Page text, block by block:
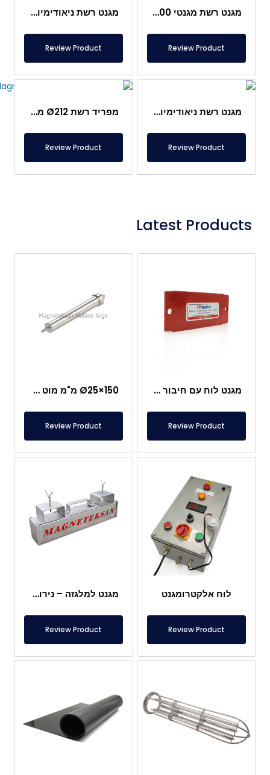
מגנט רשת מגנטי Ø200 מ"מ – נירוסטה מלאה ואטומה
Review Product
מגנט רשת ניאודימיום עמיד בטמפרטורה גבוהה Ø250 מ"מ – 150°C
Review Product
מגנט רשת ניאודימיום Ø163 מ"מ – מיוחד למכונות קפה
Review Product
מפריד רשת Ø212 מ"מ, ניאודימיום, עמיד ב-150°C
Review Product
Latest Products
מגנט לוח עם חיבור מיוחד מניאודימיום
Review Product
Ø25×150 מ"מ מוט מגנטי עם בורג מוט – ראש בצורת קליע
Review Product
לוח אלקטרומגנט
Review Product
מגנט למלגזה – נירוסטה מלאה – מרחק אפקטיבי 10 ס"מ – שחרור קל עם ידית
Review Product